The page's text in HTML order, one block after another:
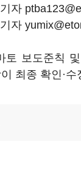
자
자
토 보도준칙
최종 확인·수